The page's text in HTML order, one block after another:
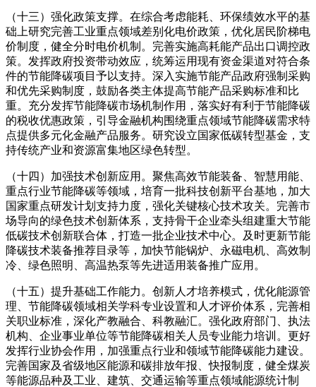
（十三）强化政策支撑。在综合考虑能耗、环保绩效水平的基
础上研究完善工业重点领域差别化电价政策，优化居民阶梯电
价制度，健全分时电价机制。完善实施高耗能产品出口调控政
策。发挥政府投资带动效应，统筹运用现有资金渠道对符合条
件的节能降碳项目予以支持。深入实施节能产品政府强制采购
和优先采购制度，鼓励各类主体提高节能产品采购标准和比
重。充分发挥节能降碳市场机制作用，落实好有利于节能降碳
的税收优惠政策，引导金融机构围绕重点领域节能降碳需求特
点提供多元化金融产品服务。研究设立国家低碳转型基金，支
持传统产业和资源富集地区绿色转型。
（十四）加强技术创新应用。聚焦高效节能装备、智慧用能、
重点行业节能降碳等领域，培育一批科技创新平台基地，加大
国家重点研发计划支持力度，强化关键核心技术攻关。完善市
场导向的绿色技术创新体系，支持骨干企业牵头组建重大节能
低碳技术创新联合体，打造一批企业技术中心。及时更新节能
降碳技术装备推荐目录等，加快节能锅炉、永磁电机、高效制
冷、绿色照明、高温热泵等先进适用装备推广应用。
（十五）提升基础工作能力。创新人才培养模式，优化能源管
理、节能降碳领域相关学科专业设置和人才评价体系，完善相
关职业标准，深化产教融合、科教融汇。强化政府部门、执法
机构、企业事业单位等节能降碳相关人员专业能力培训。更好
发挥行业协会作用，加强重点行业和领域节能降碳能力建设。
完善国家及省级地区能源和碳排放年报、快报制度，健全煤炭
等能源品种及工业、建筑、交通运输等重点领域能源统计制